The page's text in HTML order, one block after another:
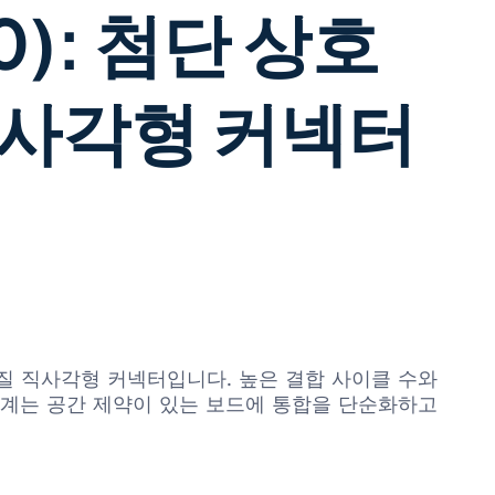
첨단 상호
각형 커넥터
직사각형 커넥터입니다. 높은 결합 사이클 수와
는 공간 제약이 있는 보드에 통합을 단순화하고